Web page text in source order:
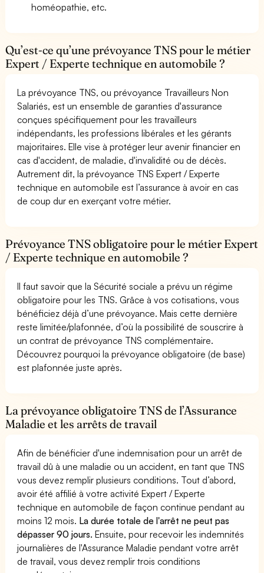
homéopathie, etc.
Qu’est-ce qu’une prévoyance TNS pour le métier
Expert / Experte technique en automobile ?
La prévoyance TNS, ou prévoyance Travailleurs Non
Salariés, est un ensemble de garanties d'assurance
conçues spécifiquement pour les travailleurs
indépendants, les professions libérales et les gérants
majoritaires. Elle vise à protéger leur avenir financier en
cas d'accident, de maladie, d'invalidité ou de décès.
Autrement dit, la prévoyance TNS Expert / Experte
technique en automobile est l’assurance à avoir en cas
de coup dur en exerçant votre métier.
Prévoyance TNS obligatoire pour le métier Expert
/ Experte technique en automobile ?
Il faut savoir que la Sécurité sociale a prévu un régime
obligatoire pour les TNS. Grâce à vos cotisations, vous
bénéficiez déjà d’une prévoyance. Mais cette dernière
reste limitée/plafonnée, d’où la possibilité de souscrire à
un contrat de prévoyance TNS complémentaire.
Découvrez pourquoi la prévoyance obligatoire (de base)
est plafonnée juste après.
La prévoyance obligatoire TNS de l’Assurance
Maladie et les arrêts de travail
Afin de bénéficier d'une indemnisation pour un arrêt de
travail dû à une maladie ou un accident, en tant que TNS
vous devez remplir plusieurs conditions. Tout d’abord,
avoir été affilié à votre activité Expert / Experte
technique en automobile de façon continue pendant au
moins 12 mois. La durée totale de l'arrêt ne peut pas
dépasser 90 jours. Ensuite, pour recevoir les indemnités
journalières de l'Assurance Maladie pendant votre arrêt
de travail, vous devez remplir trois conditions